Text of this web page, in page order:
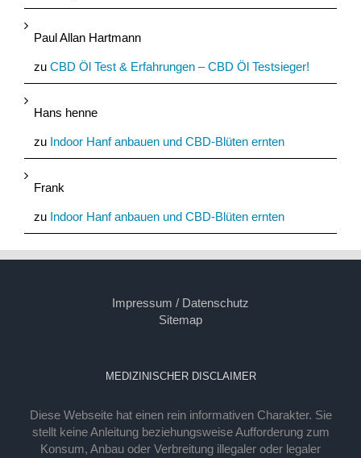
Paul Allan Hartmann
zu CBD Öl Test & Erfahrungen – CBD Öl Testsieger!
Hans henne
zu Indoor Hanf anbauen und CBD-Blüten ernten
Frank
zu Indoor Hanf anbauen und CBD-Blüten ernten
Impressum / Datenschutz
Sitemap
MEDIZINISCHER DISCLAIMER
Diese Webseite hat einen rein informativen Charakter. Sie
stellt keine Anleitung beziehungsweise Aufforderung zum
Konsum, Anbau oder Verbreitung illegaler oder legaler